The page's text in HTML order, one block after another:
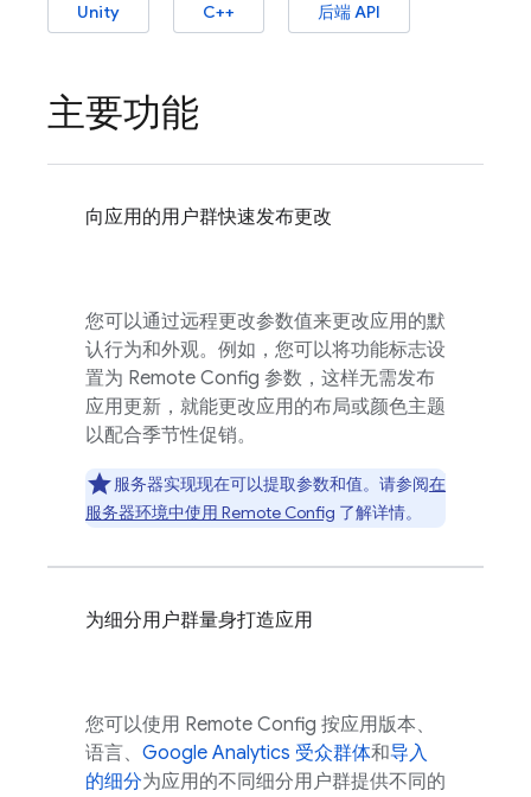
Unity C++ 后端 API
主要功能
向应用的用户群快速发布更改
您可以通过远程更改参数值来更改应用的默
认行为和外观。例如，您可以将功能标志设
置为 Remote Config 参数，这样无需发布
应用更新，就能更改应用的布局或颜色主题
以配合季节性促销。
服务器实现现在可以提取参数和值。请参阅在
服务器环境中使用 Remote Config 了解详情。
为细分用户群量身打造应用
您可以使用 Remote Config 按应用版本、
语言、 Google Analytics 受众群体和导入
的细分为应用的不同细分用户群提供不同的